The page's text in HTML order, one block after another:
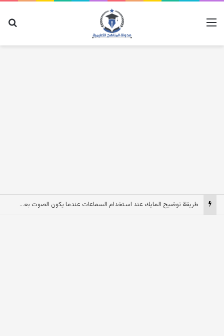
القائمة
طريقة توضيح المايك عند استخدام السماعات عندما يكون الصوت بعيد وقت المكالمات